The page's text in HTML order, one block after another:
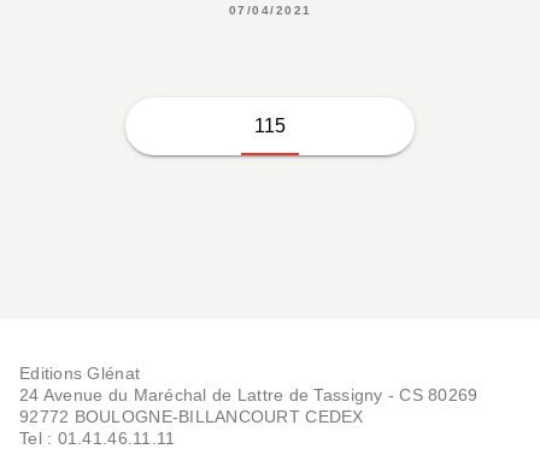
07/04/2021
115
Editions Glénat
24 Avenue du Maréchal de Lattre de Tassigny - CS 80269
92772 BOULOGNE-BILLANCOURT CEDEX
Tel : 01.41.46.11.11